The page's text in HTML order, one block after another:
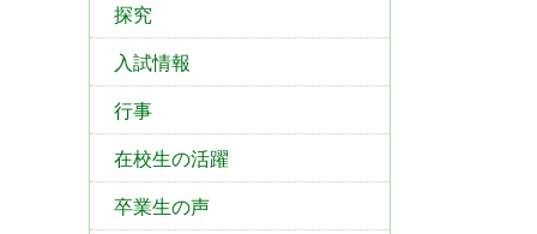
探究
入試情報
行事
在校生の活躍
卒業生の声